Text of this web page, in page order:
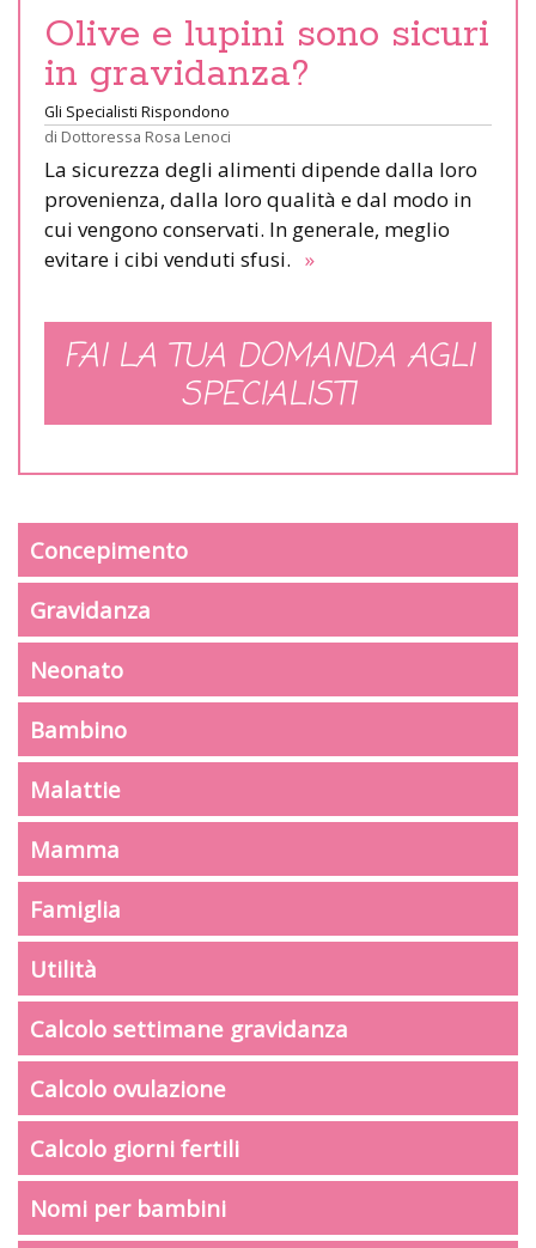
Olive e lupini sono sicuri
in gravidanza?
Gli Specialisti Rispondono
di Dottoressa Rosa Lenoci
La sicurezza degli alimenti dipende dalla loro
provenienza, dalla loro qualità e dal modo in
cui vengono conservati. In generale, meglio
evitare i cibi venduti sfusi. »
FAI LA TUA DOMANDA AGLI
SPECIALISTI
Concepimento
Gravidanza
Neonato
Bambino
Malattie
Mamma
Famiglia
Utilità
Calcolo settimane gravidanza
Calcolo ovulazione
Calcolo giorni fertili
Nomi per bambini